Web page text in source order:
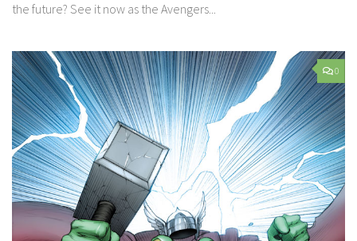
the future? See it now as the Avengers...
0